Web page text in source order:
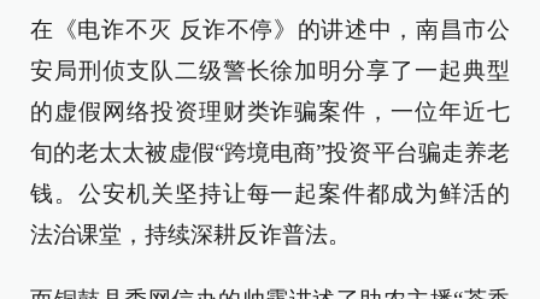
在《电诈不灭 反诈不停》的讲述中，南昌市公
安局刑侦支队二级警长徐加明分享了一起典型
的虚假网络投资理财类诈骗案件，一位年近七
旬的老太太被虚假“跨境电商”投资平台骗走养老
钱。公安机关坚持让每一起案件都成为鲜活的
法治课堂，持续深耕反诈普法。